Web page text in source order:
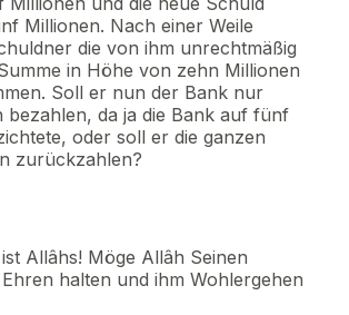
Millionen. Nach einer Weile
die von ihm unrechtmäßig
in Höhe von zehn Millionen
Soll er nun der Bank nur
bezahlen, da ja die Bank auf fünf
oder soll er die ganzen
zurückzahlen?
Allâhs! Möge Allâh Seinen
halten und ihm Wohlergehen